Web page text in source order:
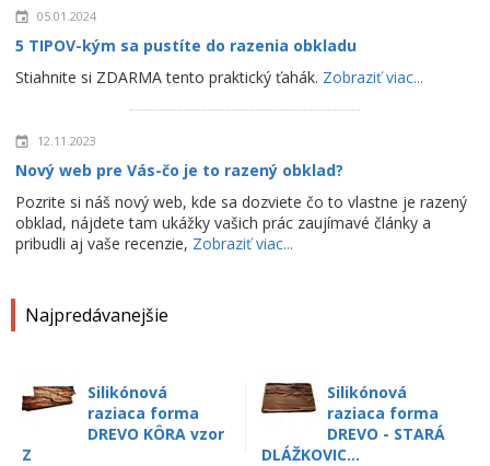
05.01.2024
5 TIPOV-kým sa pustíte do razenia obkladu
Stiahnite si ZDARMA tento praktický ťahák. Zobraziť viac...
12.11.2023
Nový web pre Vás-čo je to razený obklad?
Pozrite si náš nový web, kde sa dozviete čo to vlastne je razený
obklad, nájdete tam ukážky vašich prác zaujímavé články a
pribudli aj vaše recenzie, Zobraziť viac...
Najpredávanejšie
Silikónová
raziaca forma
DREVO KÔRA vzor
Z
Silikónová
raziaca forma
DREVO - STARÁ
DLÁŽKOVIC...